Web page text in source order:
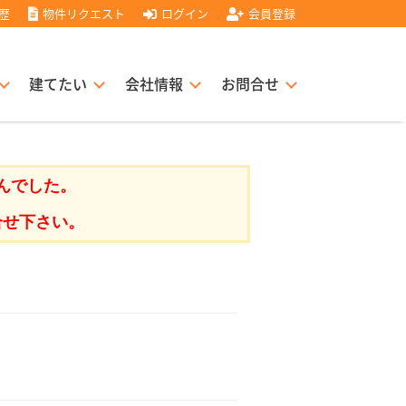
物件リクエスト ログイン 会員登録
建てたい 会社情報
経営理念
お問合せ
住宅販売協力店募集
した。
下さい。